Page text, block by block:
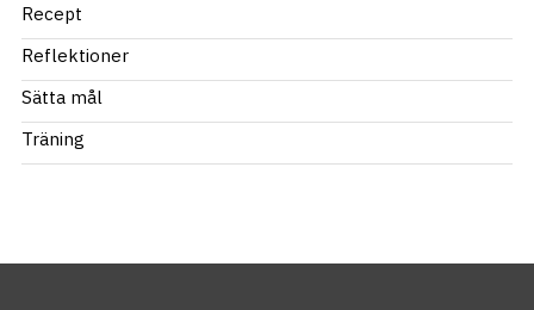
Recept
Reflektioner
Sätta mål
Träning